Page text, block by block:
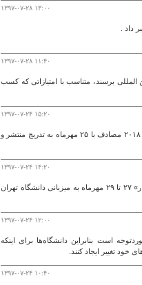
۱۳۹۷-۰۷-۲۸ ۱۳:۰۰
.
۱۳۹۷-۰۷-۲۸ ۱۱:۴۰
برسند، متناسب با امتیازاتی که کسب
۱۳۹۷-۰۷-۲۴ ۱۵:۲۰
رتبه بندی دانشگاه های جهان در ۱۱ رشته موضوعی که توسط موسسه تایمز صورت‌گرفته از ۱۷ اکتبر ۲۰۱۸ مصادف با ۲۵ مهرماه به تدریج منتشر و
۱۳۹۷-۰۷-۲۴ ۱۴:۲۰
نشست «بین المللی خاورمیانه - اروپا: همکاری در انتقال تجربیات پژوهشی برای دستیابی به آینده پایدار» ۲۷ تا ۲۹ مهرماه به میزبانی دانشگاه تهران
۱۳۹۷-۰۷-۲۴ ۱۲:۰۰
است بنابراین دانشگاه‌ها برای اینکه
تغییر ایجاد کنند.
۱۳۹۷-۰۷-۲۴ ۱۰:۴۰